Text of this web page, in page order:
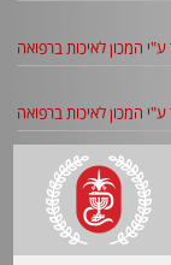
המכון לאיכות ברפואה
המכון לאיכות ברפואה
בהחזר
ע"י המכון לאיכות ברפואה